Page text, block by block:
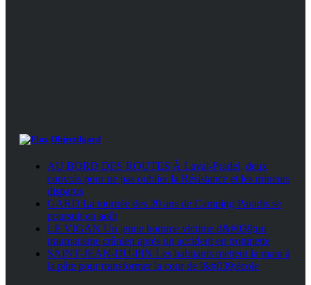
Objectifgard
AU BORD DES ROUTES À Laval-Pradel, deux
convois pour ne pas oublier la Résistance et les mineurs
disparus
GARD La tournée des 20 ans de Camping Paradis se
poursuit en août
LE VIGAN Un jeune homme victime d&#039;un
traumatisme crânien après un accident en trottinette
SAINT-JEAN-DU-PIN Les habitants mettent la main à
la pâte pour transformer la cour de l&#039;école